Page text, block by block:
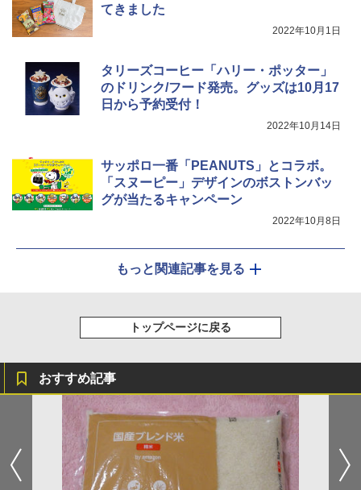
てきました
2022年10月1日
タリーズコーヒー「ハリー・ポッター」
のドリンク/フード発売。グッズは10月17
日から予約受付！
2022年10月14日
サッポロ一番「PEANUTS」とコラボ。
「スヌーピー」デザインのボストンバッ
グが当たるキャンペーン
2022年10月8日
もっと関連記事を見る
トップページに戻る
おすすめ記事